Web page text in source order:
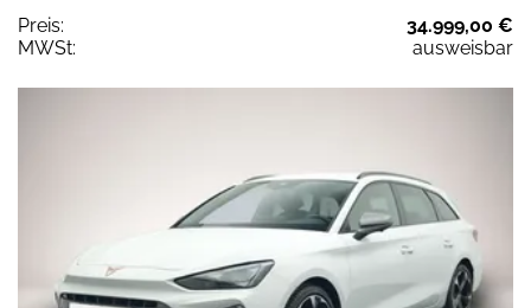
Preis:
34.999,00 €
MWSt:
ausweisbar